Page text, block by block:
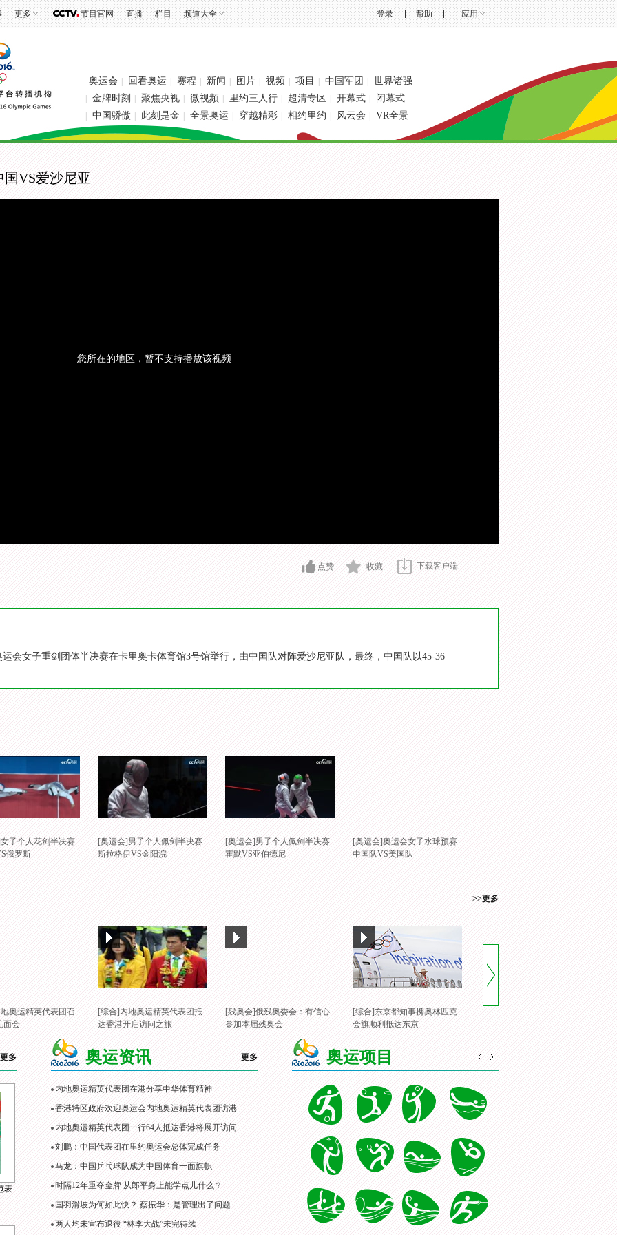
更多 节目官网 直播 栏目 频道大全 帮助 应用
登录
奥运会 回看奥运 赛程 新闻 图片 视频 项目 中国军团 世界诸强
金牌时刻 聚焦央视 微视频 里约三人行 超清专区 开幕式 闭幕式
中国骄傲 此刻是金 全景奥运 穿越精彩 相约里约 风云会 VR全景
VS爱沙尼亚
您所在的地区，暂不支持播放该视频
点赞 收藏 下载客户端
运会女子重剑团体半决赛在卡里奥卡体育馆3号馆举行，由中国队对阵爱沙尼亚队，最终，中国队以45-36
子个人花剑半决赛
俄罗斯
[奥运会]男子个人佩剑半决赛
斯拉格伊VS金阳浣
[奥运会]男子个人佩剑半决赛
霍默VS亚伯德尼
[奥运会]奥运会女子水球预赛
中国队VS美国队
>>更多
奥运精英代表团召
面会
[综合]内地奥运精英代表团抵
达香港开启访问之旅
[残奥会]俄残奥委会：有信心
参加本届残奥会
[综合]东京都知事携奥林匹克
会旗顺利抵达东京
更多
表
奥运资讯 更多
内地奥运精英代表团在港分享中华体育精神
香港特区政府欢迎奥运会内地奥运精英代表团访港
内地奥运精英代表团一行64人抵达香港将展开访问
刘鹏：中国代表团在里约奥运会总体完成任务
马龙：中国乒乓球队成为中国体育一面旗帜
时隔12年重夺金牌 从郎平身上能学点儿什么？
国羽滑坡为何如此快？ 蔡振华：是管理出了问题
两人均未宣布退役 “林李大战”未完待续
奥运项目